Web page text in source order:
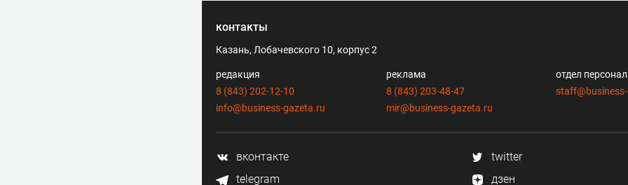
контакты
Казань, Лобачевского 10, корпус 2
редакция
8 (843) 202-12-10
info@business-gazeta.ru
реклама
8 (843) 203-48-47
mir@business-gazeta.ru
отдел
вконтакте
twitter
telegram
дзен